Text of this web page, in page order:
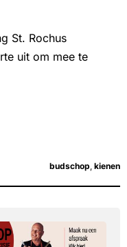
St. Rochus
uit om mee te
budschop kienen